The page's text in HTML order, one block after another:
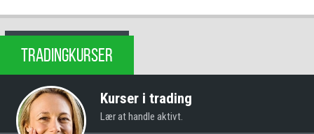
TRADINGKURSER
Kurser i trading
Lær at handle aktivt.